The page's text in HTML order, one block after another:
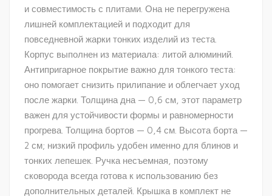
и совместимость с плитами. Она не перегружена
лишней комплектацией и подходит для
повседневной жарки тонких изделий из теста.
Корпус выполнен из материала: литой алюминий.
Антипригарное покрытие важно для тонкого теста:
оно помогает снизить прилипание и облегчает уход
после жарки. Толщина дна — 0,6 см, этот параметр
важен для устойчивости формы и равномерности
прогрева. Толщина бортов — 0,4 см. Высота борта —
2 см; низкий профиль удобен именно для блинов и
тонких лепешек. Ручка несъемная, поэтому
сковорода всегда готова к использованию без
дополнительных деталей. Крышка в комплект не